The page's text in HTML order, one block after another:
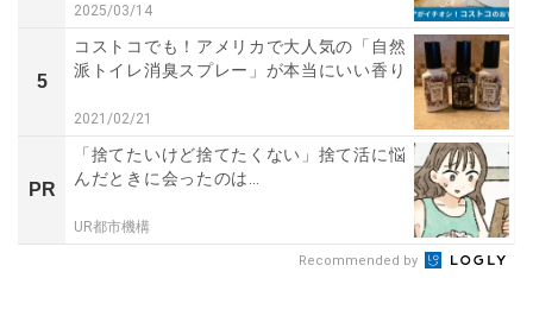
2025/03/14
5
コストコでも！アメリカで大人気の「自然
派トイレ消臭スプレー」が本当にいい香り
2021/02/21
PR
「捨てたいけど捨てたくない」捨て活に悩
んだときに会ったのは…
UR都市機構
Recommended by